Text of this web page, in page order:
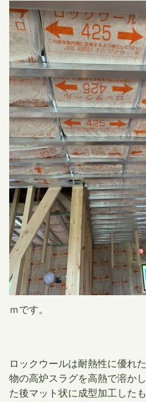
ｍです。
ロックウールは耐熱性に優れ
物の高炉スラグを高熱で溶か
た後マット状に成型加工した